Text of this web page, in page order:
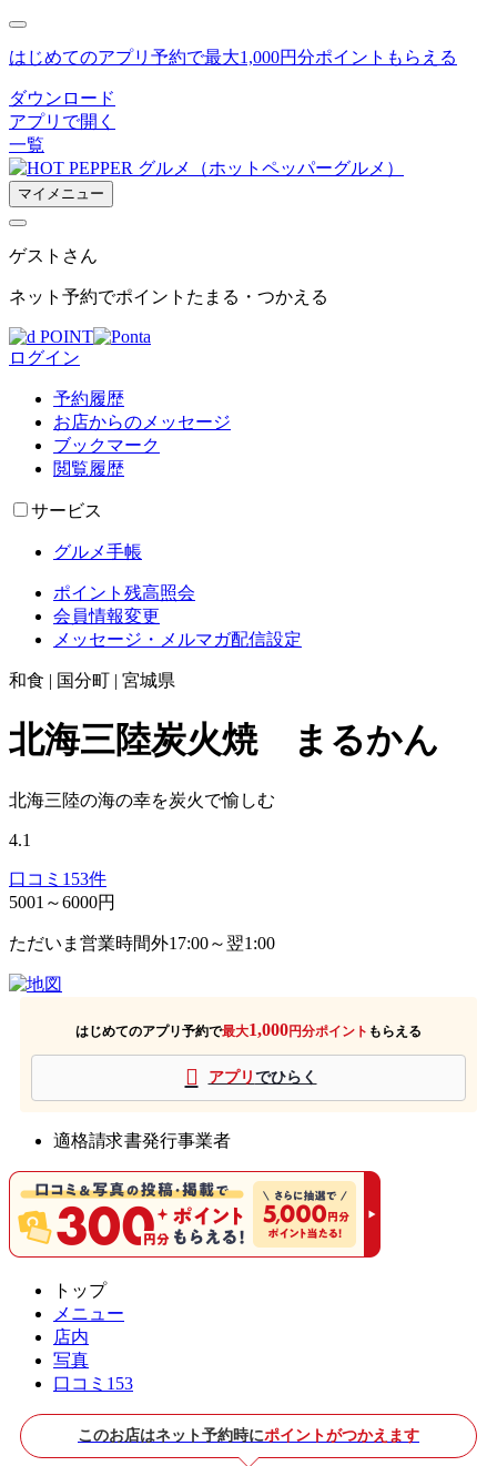
はじめてのアプリ予約で最大1,000円分ポイントもらえる
ダウンロード
アプリで開く
一覧
マイメニュー
ゲスト さん
ネット予約でポイントたまる・つかえる
ログイン
予約履歴
お店からのメッセージ
ブックマーク
閲覧履歴
サービス
グルメ手帳
ポイント残高照会
会員情報変更
メッセージ・メルマガ配信設定
和食 | 国分町 | 宮城県
北海三陸炭火焼 まるかん
北海三陸の海の幸を炭火で愉しむ
4.1
口コミ 153件
5001～6000円
ただいま営業時間外17:00～翌1:00
はじめてのアプリ予約で最大1,000円分ポイント もらえる
アプリ でひらく
適格請求書発行事業者
トップ
メニュー
店内
写真
口コミ 153
このお店はネット予約時にポイントがつかえます